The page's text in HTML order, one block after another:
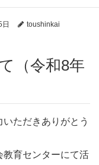
toushinkai
ただきありがとう
教育センターにて活